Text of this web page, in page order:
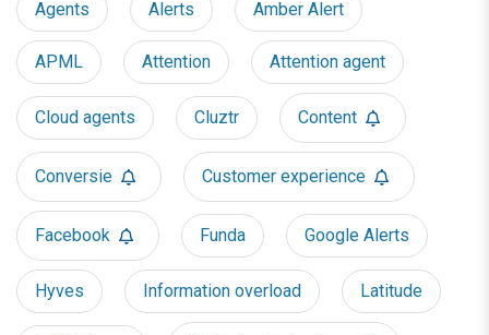
Agents Alerts Amber Alert
APML Attention Attention agent
Cloud agents Cluztr Content
Conversie Customer experience
Facebook Funda Google Alerts
Hyves Information overload Latitude